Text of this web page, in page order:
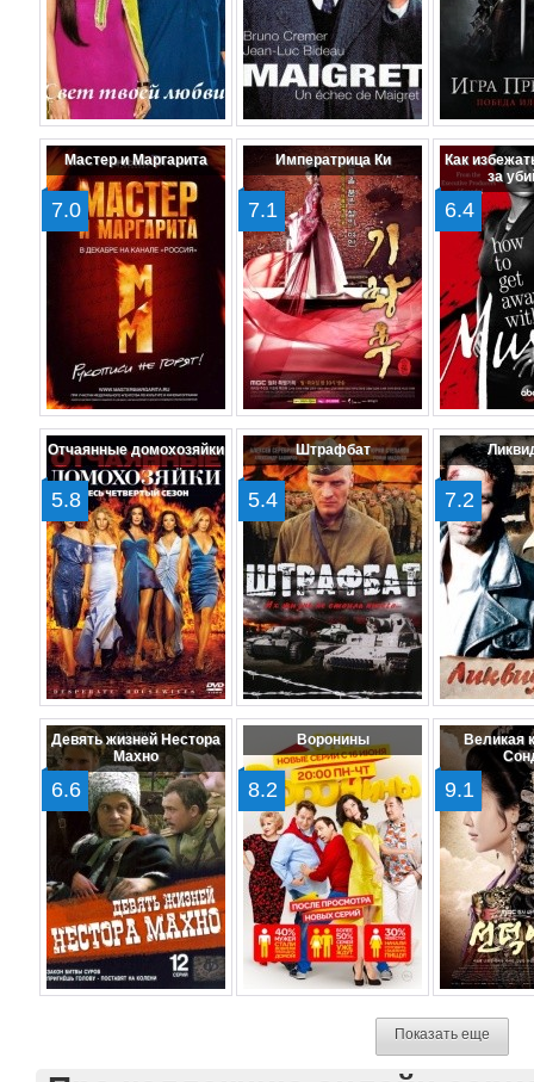
Мастер и Маргарита
7.0
Императрица Ки
7.1
Как
за
6.4
Отчаянные домохозяйки
5.8
Штрафбат
5.4 7.2
Девять жизней Нестора
Махно
6.6
Воронины
8.2
Великая
9.1
Показать еще